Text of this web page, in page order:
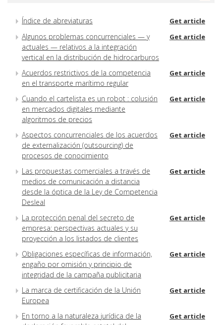
Índice de abreviaturas Get article
Algunos problemas concurrenciales — y
actuales — relativos a la integración
vertical en la distribución de hidrocarburos
Get article
Acuerdos restrictivos de la competencia
en el transporte marítimo regular
Get article
Cuando el cartelista es un robot : colusión
en mercados digitales mediante
algoritmos de precios
Get article
Aspectos concurrenciales de los acuerdos
de externalización (outsourcing) de
procesos de conocimiento
Get article
Las propuestas comerciales a través de
medios de comunicación a distancia
desde la óptica de la Ley de Competencia
Desleal
Get article
La protección penal del secreto de
empresa: perspectivas actuales y su
proyección a los listados de clientes
Get article
Obligaciones específicas de información,
engaño por omisión y principio de
integridad de la campaña publicitaria
Get article
La marca de certificación de la Unión
Europea
Get article
En torno a la naturaleza jurídica de la
Get article